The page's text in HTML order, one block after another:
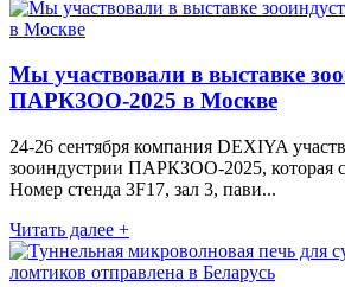
Мы участвовали в выставке
ПАРКЗОО-2025 в Москве
24-26 сентября компания DEXIYA
зооиндустрии ПАРКЗОО-2025, которая
Номер стенда 3F17, зал 3, пави...
Читать далее +